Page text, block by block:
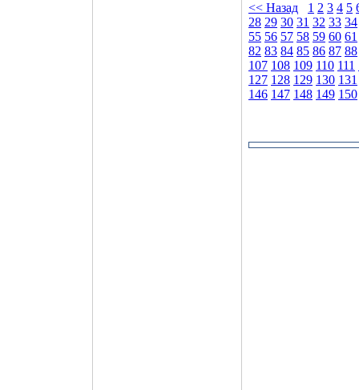
<< Назад
1 2 3 4 5
28 29 30 31 32 33 34
55 56 57 58 59 60 61
82 83 84 85 86 87 88
107 108 109 110 111
127 128 129 130 131
146 147 148 149 150